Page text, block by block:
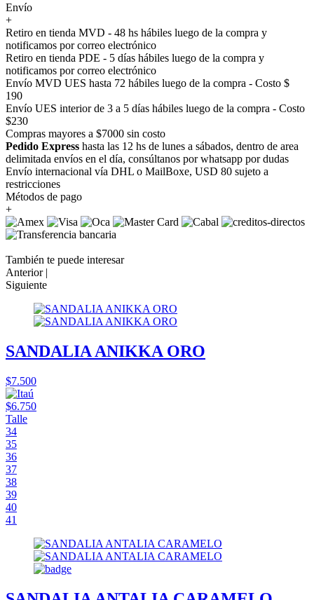
Envío
+
Retiro en tienda MVD - 48 hs hábiles luego de la compra y
notificamos por correo electrónico
Retiro en tienda PDE - 5 días hábiles luego de la compra y
notificamos por correo electrónico
Envío MVD UES hasta 72 hábiles luego de la compra - Costo $
190
Envío UES interior de 3 a 5 días hábiles luego de la compra - Costo
$230
Compras mayores a $7000 sin costo
Pedido Express hasta las 12 hs de lunes a sábados, dentro de area
delimitada envíos en el día, consúltanos por whatsapp por dudas
Envío internacional vía DHL o MailBoxe, USD 80 sujeto a
restricciones
Métodos de pago
+
También te puede interesar
Anterior |
Siguiente
SANDALIA ANIKKA ORO
$7.500
$6.750
Talle
34
35
36
37
38
39
40
41